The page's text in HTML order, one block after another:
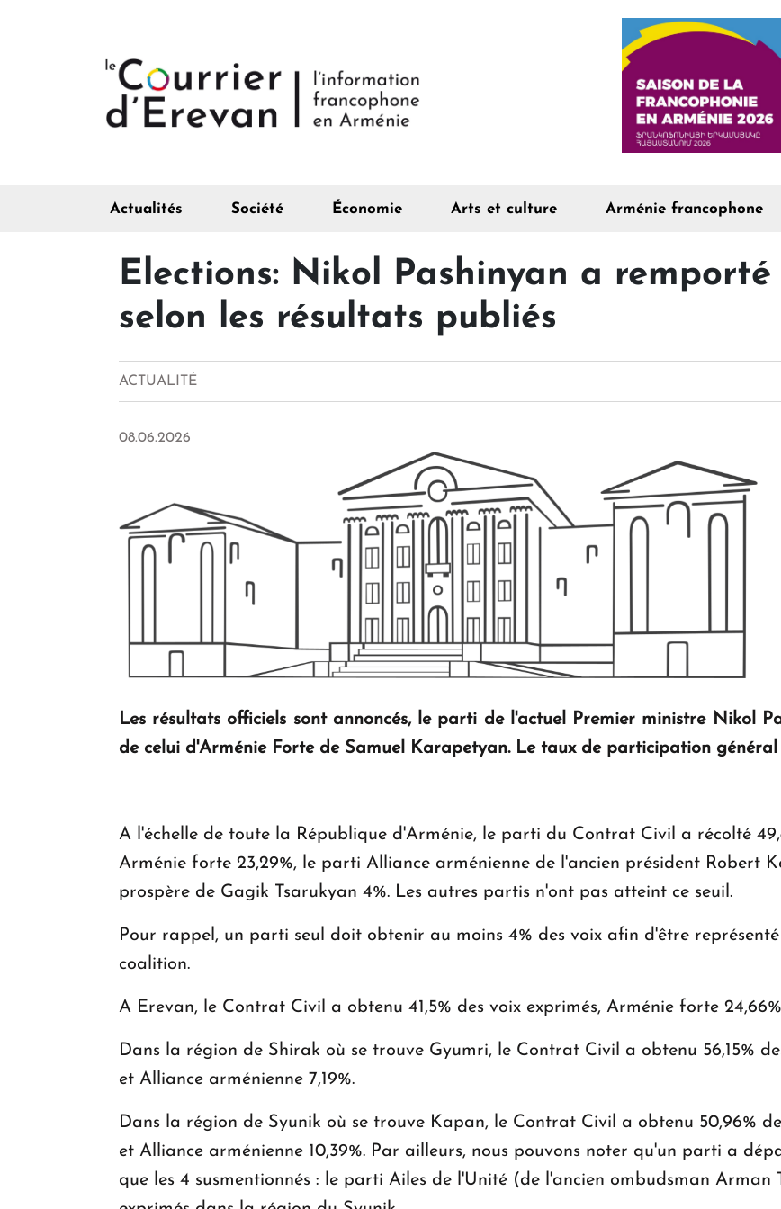
Actualités Société Économie Arts et culture Arménie francophone
Elections: Nikol Pashinyan a remporté
selon les résultats publiés
ACTUALITÉ
08.06.2026
Les résultats officiels sont annoncés, le parti de l'actuel Premier ministre Nikol
de celui d'Arménie Forte de Samuel Karapetyan. Le taux de participation général
A l'échelle de toute la République d'Arménie, le parti du Contrat Civil a récolté
Arménie forte 23,29%, le parti Alliance arménienne de l'ancien président Robert
prospère de Gagik Tsarukyan 4%. Les autres partis n'ont pas atteint ce seuil.
Pour rappel, un parti seul doit obtenir au moins 4% des voix afin d'être
coalition.
A Erevan, le Contrat Civil a obtenu 41,5% des voix exprimés, Arménie forte
Dans la région de Shirak où se trouve Gyumri, le Contrat Civil a obtenu 56,15%
et Alliance arménienne 7,19%.
Dans la région de Syunik où se trouve Kapan, le Contrat Civil a obtenu 50,96%
et Alliance arménienne 10,39%. Par ailleurs, nous pouvons noter qu'un parti a
que les 4 susmentionnés : le parti Ailes de l'Unité (de l'ancien ombudsman